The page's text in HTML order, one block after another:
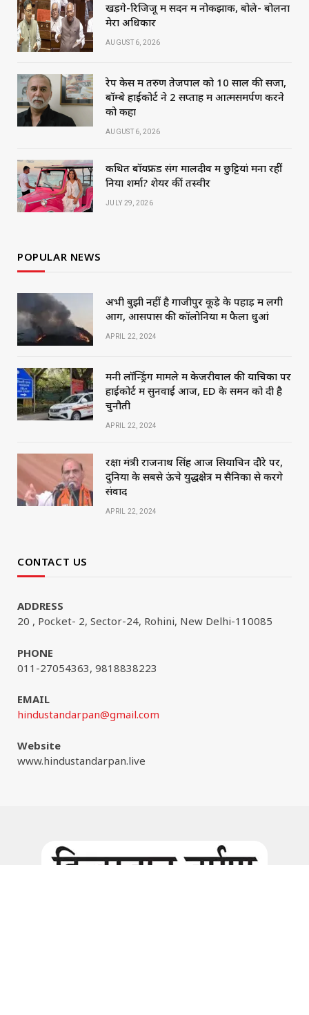
खड़गे-रिजिजू में सदन में नोकझोंक, बोले- बोलना
मेरा अधिकार
AUGUST 6, 2026
रेप केस में तरुण तेजपाल को 10 साल की सजा,
बॉम्बे हाईकोर्ट ने 2 सप्ताह में आत्मसमर्पण करने
को कहा
AUGUST 6, 2026
कथित बॉयफ्रेंड संग मालदीव में छुट्टियां मना रहीं
निया शर्मा? शेयर कीं तस्वीरें
JULY 29, 2026
POPULAR NEWS
अभी बुझी नहीं है गाजीपुर कूड़े के पहाड़ में लगी
आग, आसपास की कॉलोनियों में फैला धुआं
APRIL 22, 2024
मनी लॉन्ड्रिंग मामले में केजरीवाल की याचिका पर
हाईकोर्ट में सुनवाई आज, ED के समन को दी है
चुनौती
APRIL 22, 2024
रक्षा मंत्री राजनाथ सिंह आज सियाचिन दौरे पर,
दुनिया के सबसे ऊंचे युद्धक्षेत्र में सैनिकों से करेंगे
संवाद
APRIL 22, 2024
CONTACT US
ADDRESS
20 , Pocket- 2, Sector-24, Rohini, New Delhi-110085
PHONE
011-27054363, 9818838223
EMAIL
hindustandarpan@gmail.com
Website
www.hindustandarpan.live